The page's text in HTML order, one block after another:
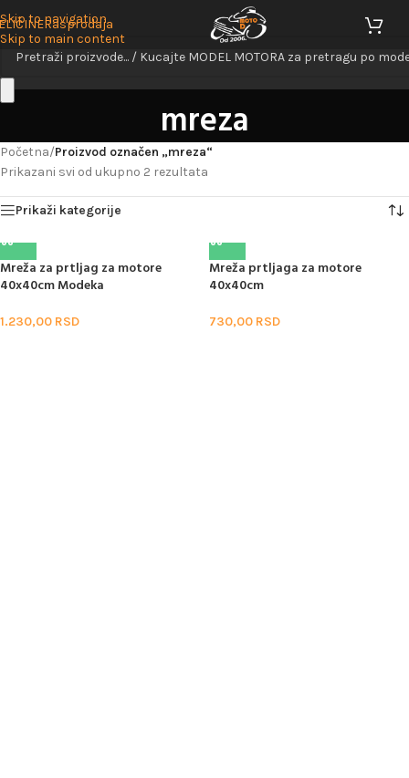
Skip to navigation
Skip to main content
Rasprodaja
mreza
Početna/Proizvod označen „mreza“
Prikazani svi od ukupno 2 rezultata
Prikaži kategorije
Mreža za prtljag za motore
40x40cm Modeka
1.230,00 RSD
Mreža prtljaga za motore
40x40cm
730,00 RSD